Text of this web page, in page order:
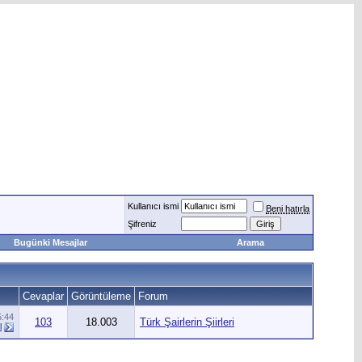
Kullanıcı ismi
Beni hatırla
Şifreniz
Bugünki Mesajlar Arama
Cevaplar Görüntüleme
Forum
103 18.003 Türk Şairlerin Şiirleri